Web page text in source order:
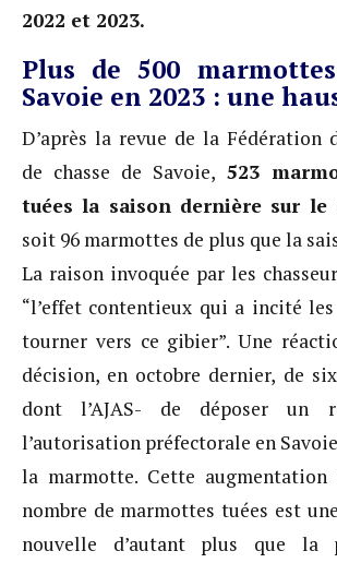
2022 et 2023.
Plus de 500
Savoie en 2023 : une
D’après la revue de la Fédération
de chasse de Savoie, 523
tuées la saison dernière sur le
soit 96 marmottes de plus que la
La raison invoquée par les
“l’effet contentieux qui a incité les
tourner vers ce gibier”. Une
décision, en octobre dernier, de
dont l’AJAS- de déposer un
l’autorisation préfectorale en
la marmotte. Cette
nombre de marmottes tuées est
nouvelle d’autant plus que la